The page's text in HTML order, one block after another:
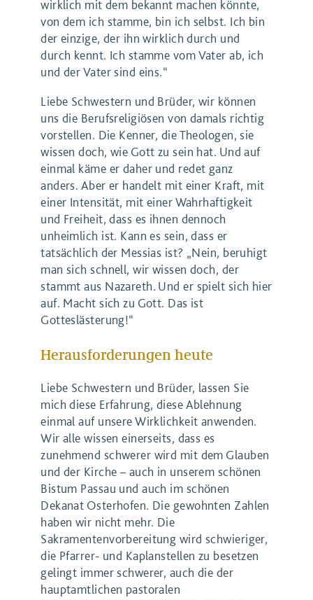
wirklich mit dem bekannt machen könnte,
von dem ich stamme, bin ich selbst. Ich bin
der einzige, der ihn wirklich durch und
durch kennt. Ich stamme vom Vater ab, ich
und der Vater sind eins.“
Liebe Schwestern und Brüder, wir können
uns die Berufsreligiösen von damals richtig
vorstellen. Die Kenner, die Theologen, sie
wissen doch, wie Gott zu sein hat. Und auf
einmal käme er daher und redet ganz
anders. Aber er handelt mit einer Kraft, mit
einer Intensität, mit einer Wahrhaftigkeit
und Freiheit, dass es ihnen dennoch
unheimlich ist. Kann es sein, dass er
tatsächlich der Messias ist? „Nein, beruhigt
man sich schnell, wir wissen doch, der
stammt aus Nazareth. Und er spielt sich hier
auf. Macht sich zu Gott. Das ist
Gotteslästerung!“
Herausforderungen heute
Liebe Schwestern und Brüder, lassen Sie
mich diese Erfahrung, diese Ablehnung
einmal auf unsere Wirklichkeit anwenden.
Wir alle wissen einerseits, dass es
zunehmend schwerer wird mit dem Glauben
und der Kirche – auch in unserem schönen
Bistum Passau und auch im schönen
Dekanat Osterhofen. Die gewohnten Zahlen
haben wir nicht mehr. Die
Sakramentenvorbereitung wird schwieriger,
die Pfarrer- und Kaplanstellen zu besetzen
gelingt immer schwerer, auch die der
hauptamtlichen pastoralen